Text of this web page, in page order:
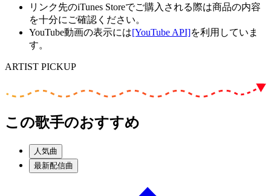
リンク先のiTunes Storeでご購入される際は商品の内容
を十分にご確認ください。
YouTube動画の表示には[YouTube API]を利用していま
す。
ARTIST PICKUP
この歌手のおすすめ
人気曲
最新配信曲